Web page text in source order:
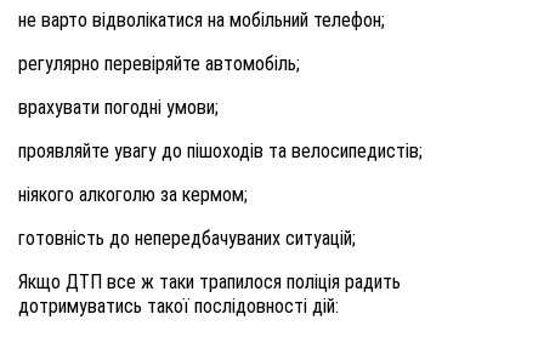
не варто відволікатися на мобільний телефон;
регулярно перевіряйте автомобіль;
врахувати погодні умови;
проявляйте увагу до пішоходів та велосипедистів;
ніякого алкоголю за кермом;
готовність до непередбачуваних ситуацій;
Якщо ДТП все ж таки трапилося поліція радить
дотримуватись такої послідовності дій: